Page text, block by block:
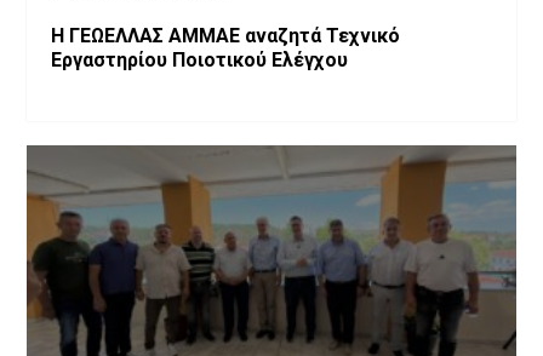
Η ΓΕΩΕΛΛΑΣ ΑΜΜΑΕ αναζητά Τεχνικό
Εργαστηρίου Ποιοτικού Ελέγχου